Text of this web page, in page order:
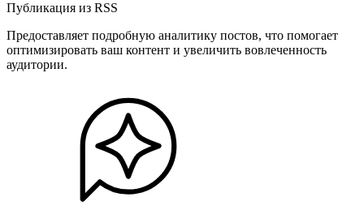
Публикация из RSS
Предоставляет подробную аналитику постов, что помогает
оптимизировать ваш контент и увеличить вовлеченность
аудитории.